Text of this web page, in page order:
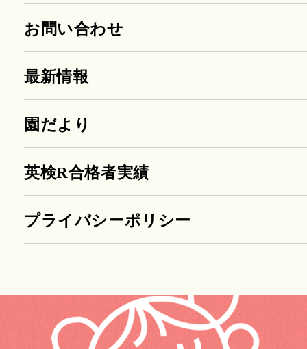
お問い合わせ
最新情報
園だより
英検R合格者実績
プライバシーポリシー